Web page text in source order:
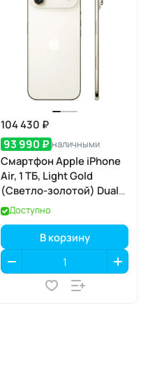
104 430 ₽
93 990 ₽ наличными
Смартфон Apple iPhone
Air, 1 ТБ, Light Gold
(Светло-золотой) Dual
eSIM
Доступно
В корзину